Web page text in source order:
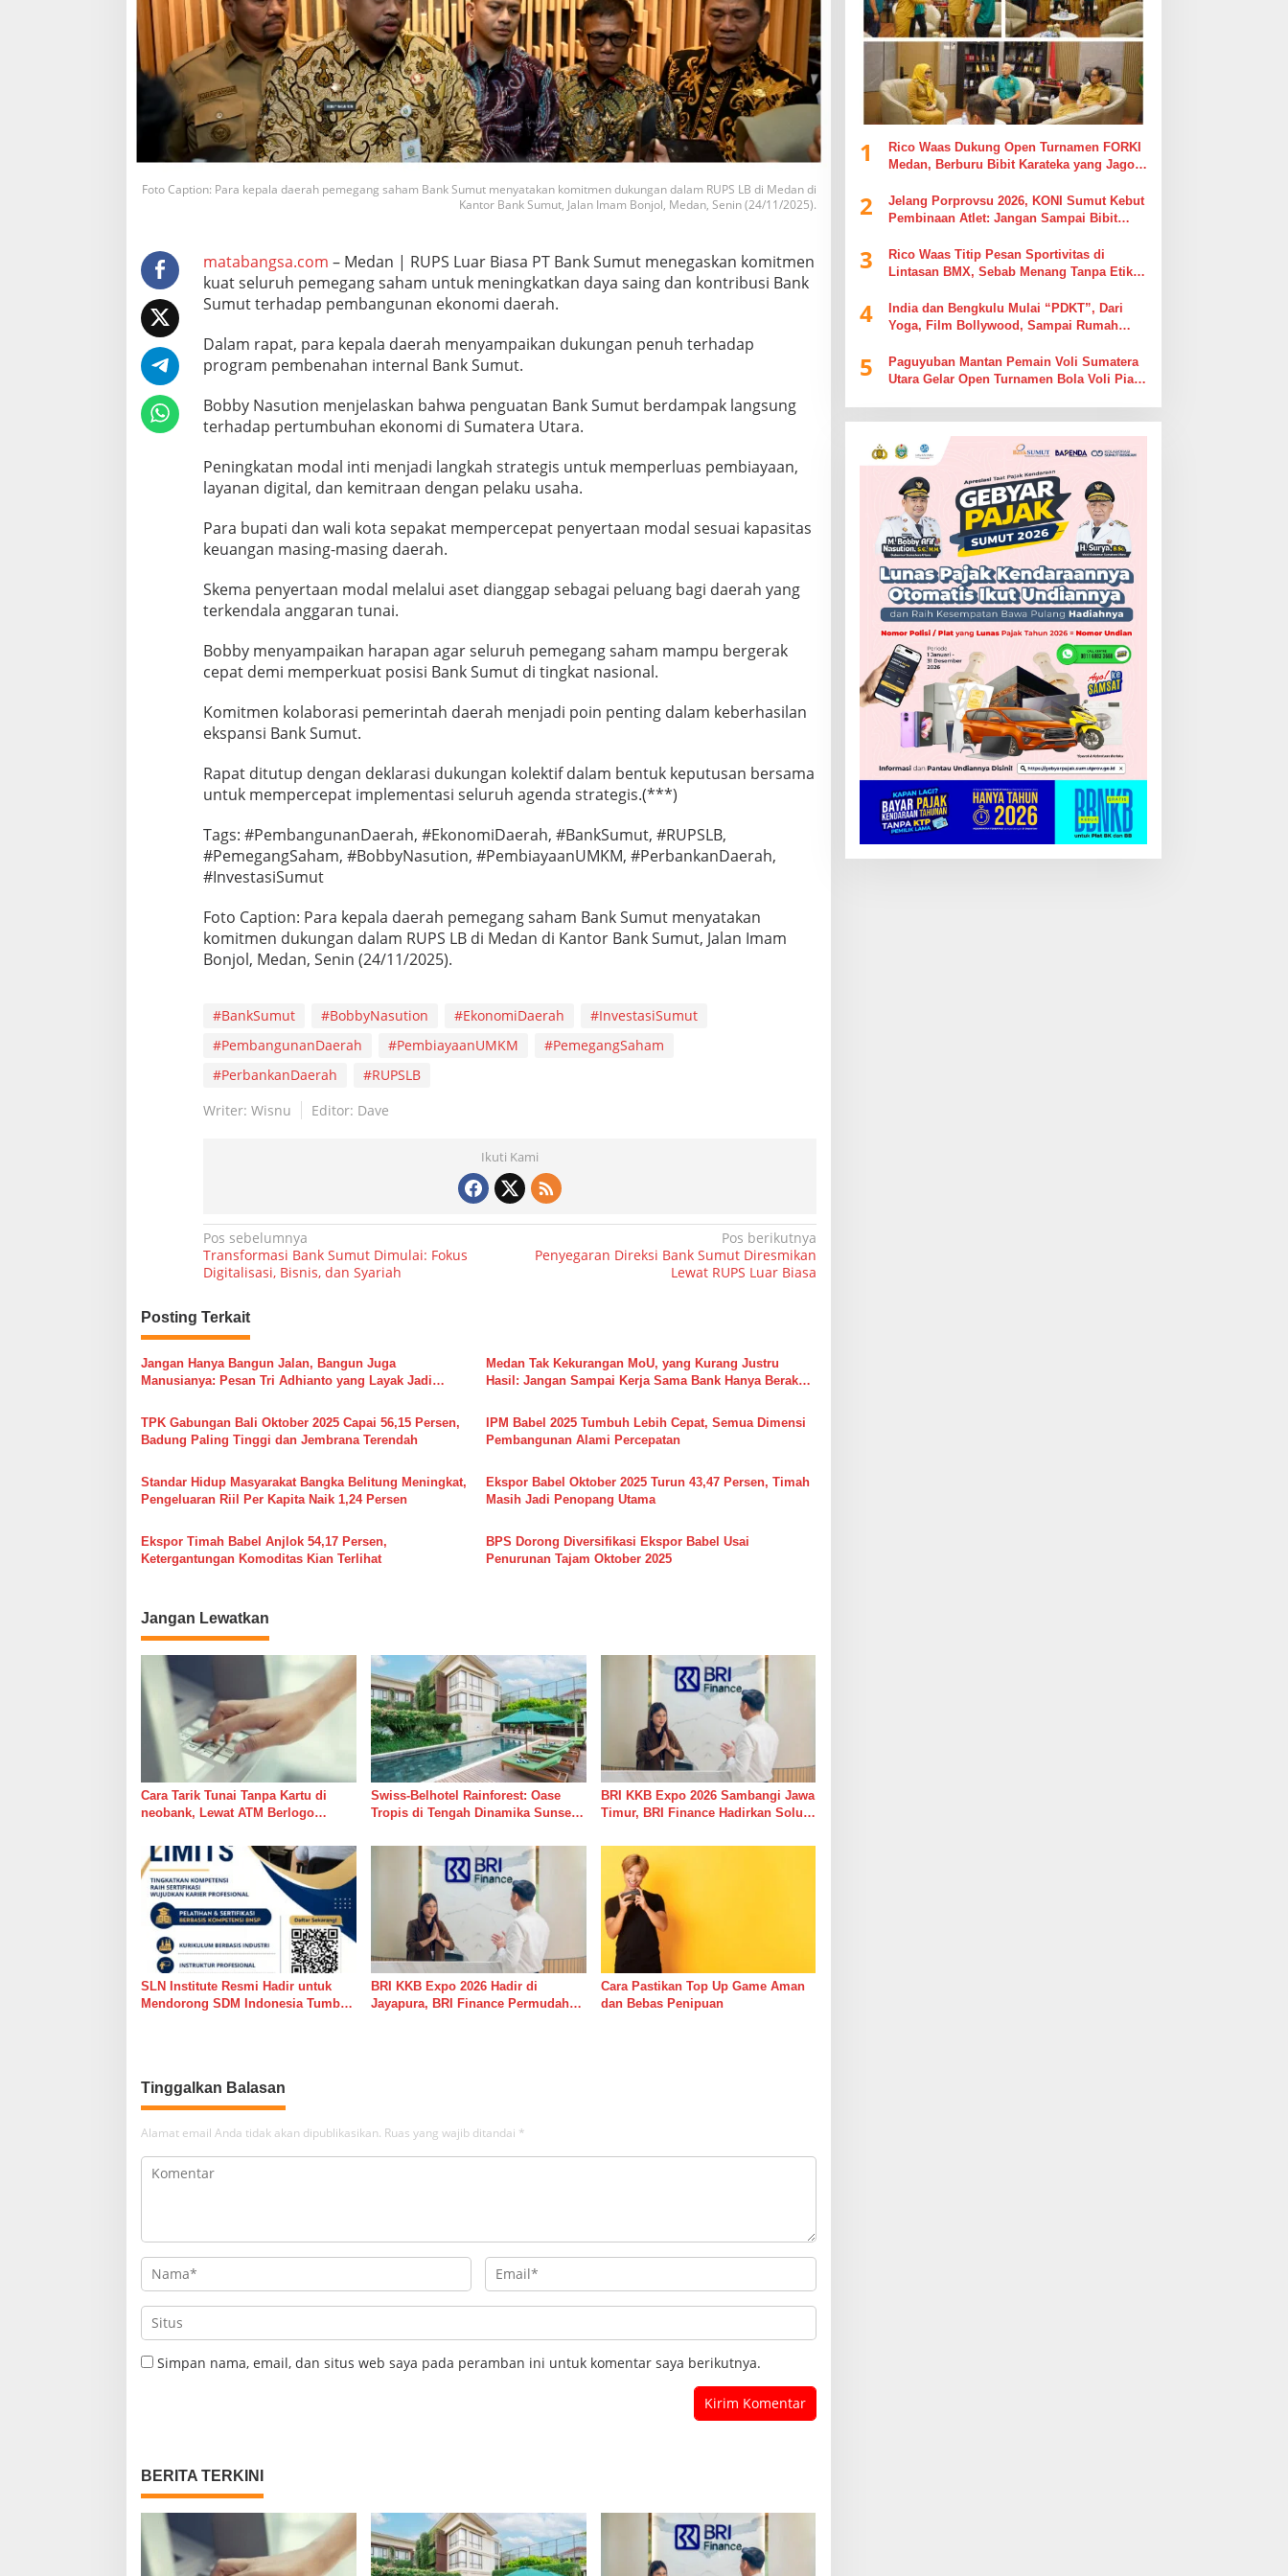
e
m
e
g
a
n
g
S
a
h
m
k
u
a
k
o
o
m
a
e
a
h
Foto Caption: Para kepala daerah pemegang saham Bank Sumut menyatakan komitmen dukungan dalam RUPS LB di Medan di
Kantor Bank Sumut, Jalan Imam Bonjol, Medan, Senin (24/11/2025).
matabangsa.com – Medan | RUPS Luar Biasa PT Bank Sumut menegaskan komitmen
kuat seluruh pemegang saham untuk meningkatkan daya saing dan kontribusi Bank
Sumut terhadap pembangunan ekonomi daerah.
Dalam rapat, para kepala daerah menyampaikan dukungan penuh terhadap
program pembenahan internal Bank Sumut.
Bobby Nasution menjelaskan bahwa penguatan Bank Sumut berdampak langsung
terhadap pertumbuhan ekonomi di Sumatera Utara.
Peningkatan modal inti menjadi langkah strategis untuk memperluas pembiayaan,
layanan digital, dan kemitraan dengan pelaku usaha.
Para bupati dan wali kota sepakat mempercepat penyertaan modal sesuai kapasitas
keuangan masing-masing daerah.
Skema penyertaan modal melalui aset dianggap sebagai peluang bagi daerah yang
terkendala anggaran tunai.
Bobby menyampaikan harapan agar seluruh pemegang saham mampu bergerak
cepat demi memperkuat posisi Bank Sumut di tingkat nasional.
Komitmen kolaborasi pemerintah daerah menjadi poin penting dalam keberhasilan
ekspansi Bank Sumut.
Rapat ditutup dengan deklarasi dukungan kolektif dalam bentuk keputusan bersama
untuk mempercepat implementasi seluruh agenda strategis.(***)
Tags: #PembangunanDaerah, #EkonomiDaerah, #BankSumut, #RUPSLB,
#PemegangSaham, #BobbyNasution, #PembiayaanUMKM, #PerbankanDaerah,
#InvestasiSumut
Foto Caption: Para kepala daerah pemegang saham Bank Sumut menyatakan
komitmen dukungan dalam RUPS LB di Medan di Kantor Bank Sumut, Jalan Imam
Bonjol, Medan, Senin (24/11/2025).
#BankSumut #BobbyNasution #EkonomiDaerah
#InvestasiSumut
#PembangunanDaerah
#PembiayaanUMKM
#PemegangSaham
#PerbankanDaerah
#RUPSLB
Writer: Wisnu
Editor: Dave
Ikuti Kami
N
a
i
a
i
o
s
Pos sebelumnya
Transformasi Bank Sumut Dimulai: Fokus
Digitalisasi, Bisnis, dan Syariah
Pos berikutnya
Penyegaran Direksi Bank Sumut Diresmikan
Lewat RUPS Luar Biasa
Posting Terkait
Jangan Hanya Bangun Jalan, Bangun Juga
Manusianya: Pesan Tri Adhianto yang Layak Jadi
Medan Tak Kekurangan MoU, yang Kurang Justru
Hasil: Jangan Sampai Kerja Sama Bank Hanya Berakhir
TPK Gabungan Bali Oktober 2025 Capai 56,15 Persen,
Badung Paling Tinggi dan Jembrana Terendah
IPM Babel 2025 Tumbuh Lebih Cepat, Semua Dimensi
Pembangunan Alami Percepatan
Standar Hidup Masyarakat Bangka Belitung Meningkat,
Pengeluaran Riil Per Kapita Naik 1,24 Persen
Ekspor Babel Oktober 2025 Turun 43,47 Persen, Timah
Masih Jadi Penopang Utama
Ekspor Timah Babel Anjlok 54,17 Persen,
Ketergantungan Komoditas Kian Terlihat
BPS Dorong Diversifikasi Ekspor Babel Usai
Penurunan Tajam Oktober 2025
Jangan Lewatkan
Cara Tarik Tunai Tanpa Kartu di
neobank, Lewat ATM Berlogo
Swiss-Belhotel Rainforest: Oase
Tropis di Tengah Dinamika Sunset
BRI KKB Expo 2026 Sambangi Jawa
Timur, BRI Finance Hadirkan Solusi
SLN Institute Resmi Hadir untuk
Mendorong SDM Indonesia Tumbuh
BRI KKB Expo 2026 Hadir di
Jayapura, BRI Finance Permudah
Cara Pastikan Top Up Game Aman
dan Bebas Penipuan
Tinggalkan Balasan
Alamat email Anda tidak akan dipublikasikan. Ruas yang wajib ditandai *
Simpan nama, email, dan situs web saya pada peramban ini untuk komentar saya berikutnya.
BERITA TERKINI
1
Rico Waas Dukung Open Turnamen FORKI
Medan, Berburu Bibit Karateka yang Jago
Komentar
2
Jelang Porprovsu 2026, KONI Sumut Kebut
Pembinaan Atlet: Jangan Sampai Bibit
3
Rico Waas Titip Pesan Sportivitas di
Lintasan BMX, Sebab Menang Tanpa Etika
4
India dan Bengkulu Mulai “PDKT”, Dari
Yoga, Film Bollywood, Sampai Rumah
5
Paguyuban Mantan Pemain Voli Sumatera
Utara Gelar Open Turnamen Bola Voli Piala